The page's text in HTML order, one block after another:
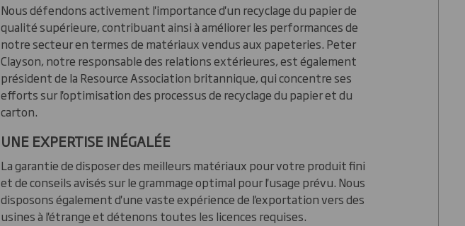
Nous défendons activement l'importance d'un recyclage du papier de
qualité supérieure, contribuant ainsi à améliorer les performances de
notre secteur en termes de matériaux vendus aux papeteries. Peter
Clayson, notre responsable des relations extérieures, est également
président de la Resource Association britannique, qui concentre ses
efforts sur l'optimisation des processus de recyclage du papier et du
carton.
UNE EXPERTISE INÉGALÉE
La garantie de disposer des meilleurs matériaux pour votre produit fini
et de conseils avisés sur le grammage optimal pour l'usage prévu. Nous
disposons également d'une vaste expérience de l'exportation vers des
usines à l'étrange et détenons toutes les licences requises.